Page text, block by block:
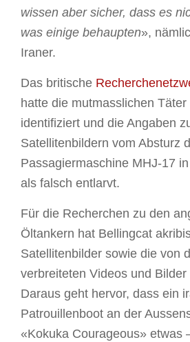
wissen aber sicher, dass es
was einige behaupten»,
Iraner.
Das britische
hatte die mutmasslichen
identifiziert und die Angaben
Satellitenbildern vom Absturz
Passagiermaschine MHJ-17
als falsch entlarvt.
Für die Recherchen zu den
Öltankern hat Bellingcat
Satellitenbilder sowie die von
verbreiteten Videos und Bilder
Daraus geht hervor, dass ein
Patrouillenboot an der
«Kokuka Courageous» etwas